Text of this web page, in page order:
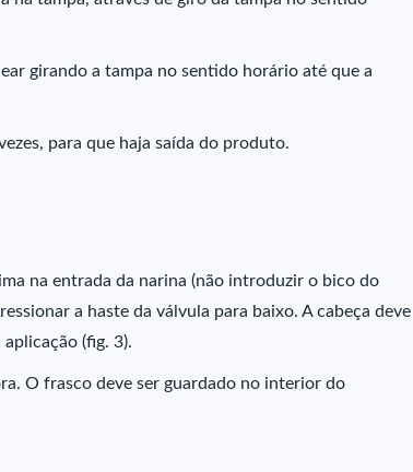
girando a tampa no sentido horário até que a
para que haja saída do produto.
na entrada da narina (não introduzir o bico do
a haste da válvula para baixo. A cabeça deve
(fig. 3).
O frasco deve ser guardado no interior do